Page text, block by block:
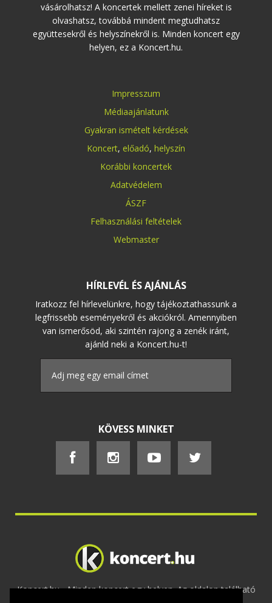
vásárolhatsz! A koncertek mellett zenei híreket is
olvashatsz, továbbá mindent megtudhatsz
együttesekről és helyszínekről is. Minden koncert egy
helyen, ez a Koncert.hu.
Impresszum
Médiaajánlatunk
Gyakran ismételt kérdések
Koncert, előadó, helyszín
Korábbi koncertek
Adatvédelem
ÁSZF
Felhasználási feltételek
Webmaster
HÍRLEVÉL ÉS AJÁNLÁS
Iratkozz fel hírlevelünkre, hogy tájékoztathassunk a
legfrissebb eseményekről és akciókról. Amennyiben
van ismerősöd, aki szintén rajong a zenék iránt,
ajánld neki a Koncert.hu-t!
KÖVESS MINKET
Koncert.hu - Minden koncert egy helyen. Az oldalon található